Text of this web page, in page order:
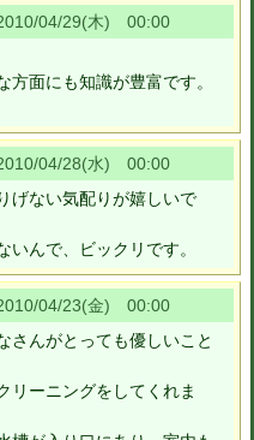
04/29(木) 00:00
面にも知識が豊富です。
04/28(水) 00:00
げない気配りが嬉しいで
いんで、ビックリです。
04/23(金) 00:00
さんがとっても優しいこと
リーニングをしてくれま